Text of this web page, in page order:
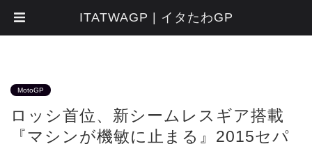
MotoGP
ロッシ首位、新シームレスギア搭載
『マシンが機敏に止まる』2015セパ
ITATWAGP | イタたわGP